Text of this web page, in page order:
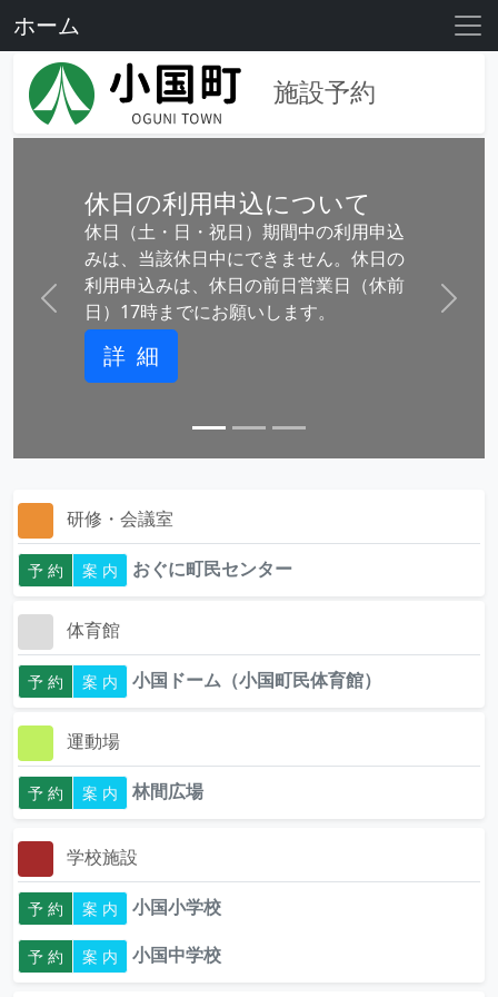
ホーム
施設予約
休日の利用申込について
休日（土・日・祝日）期間中の利用申込
みは、当該休日中にできません。休日の
利用申込みは、休日の前日営業日（休前
日）17時までにお願いします。
詳 細
Prev Next
研修・会議室
予 約 案 内 おぐに町民センター
体育館
予 約 案 内 小国ドーム（小国町民体育館）
運動場
予 約 案 内 林間広場
学校施設
予 約 案 内 小国小学校
予 約 案 内 小国中学校